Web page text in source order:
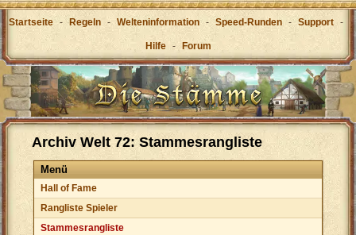
Startseite - Regeln - Welteninformation - Speed-Runden - Support -
Hilfe - Forum
Archiv Welt 72: Stammesrangliste
Menü
Hall of Fame
Rangliste Spieler
Stammesrangliste